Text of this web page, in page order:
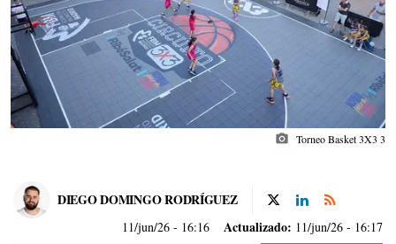
photo_camera Torneo Basket 3X3 3
DIEGO DOMINGO RODRÍGUEZ
11/jun/26 - 16:16 Actualizado: 11/jun/26 - 16:17